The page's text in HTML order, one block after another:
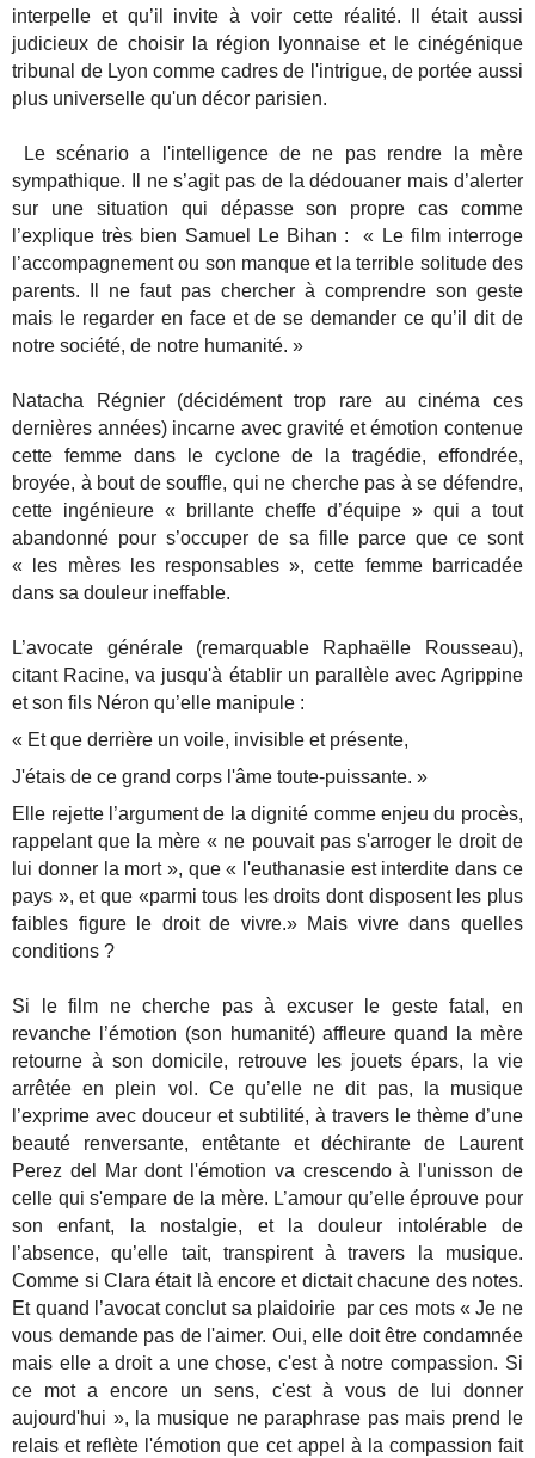
interpelle et qu’il invite à voir cette réalité. Il était aussi
judicieux de choisir la région lyonnaise et le cinégénique
tribunal de Lyon comme cadres de l'intrigue, de portée aussi
plus universelle qu'un décor parisien.
Le scénario a l'intelligence de ne pas rendre la mère
sympathique. Il ne s’agit pas de la dédouaner mais d’alerter
sur une situation qui dépasse son propre cas comme
l’explique très bien Samuel Le Bihan : « Le film interroge
l’accompagnement ou son manque et la terrible solitude des
parents. Il ne faut pas chercher à comprendre son geste
mais le regarder en face et de se demander ce qu’il dit de
notre société, de notre humanité. »
Natacha Régnier (décidément trop rare au cinéma ces
dernières années) incarne avec gravité et émotion contenue
cette femme dans le cyclone de la tragédie, effondrée,
broyée, à bout de souffle, qui ne cherche pas à se défendre,
cette ingénieure « brillante cheffe d’équipe » qui a tout
abandonné pour s’occuper de sa fille parce que ce sont
« les mères les responsables », cette femme barricadée
dans sa douleur ineffable.
L’avocate générale (remarquable Raphaëlle Rousseau),
citant Racine, va jusqu'à établir un parallèle avec Agrippine
et son fils Néron qu’elle manipule :
« Et que derrière un voile, invisible et présente,
J'étais de ce grand corps l'âme toute-puissante. »
Elle rejette l’argument de la dignité comme enjeu du procès,
rappelant que la mère « ne pouvait pas s'arroger le droit de
lui donner la mort », que « l'euthanasie est interdite dans ce
pays », et que «parmi tous les droits dont disposent les plus
faibles figure le droit de vivre.» Mais vivre dans quelles
conditions ?
Si le film ne cherche pas à excuser le geste fatal, en
revanche l’émotion (son humanité) affleure quand la mère
retourne à son domicile, retrouve les jouets épars, la vie
arrêtée en plein vol. Ce qu’elle ne dit pas, la musique
l’exprime avec douceur et subtilité, à travers le thème d’une
beauté renversante, entêtante et déchirante de Laurent
Perez del Mar dont l'émotion va crescendo à l'unisson de
celle qui s'empare de la mère. L’amour qu’elle éprouve pour
son enfant, la nostalgie, et la douleur intolérable de
l’absence, qu’elle tait, transpirent à travers la musique.
Comme si Clara était là encore et dictait chacune des notes.
Et quand l’avocat conclut sa plaidoirie par ces mots « Je ne
vous demande pas de l'aimer. Oui, elle doit être condamnée
mais elle a droit a une chose, c'est à notre compassion. Si
ce mot a encore un sens, c'est à vous de lui donner
aujourd'hui », la musique ne paraphrase pas mais prend le
relais et reflète l'émotion que cet appel à la compassion fait